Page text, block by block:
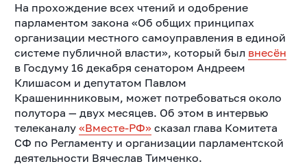
На прохождение всех чтений и одобрение
парламентом закона «Об общих принципах
организации местного самоуправления в единой
системе публичной власти», который был внесён
в Госдуму 16 декабря сенатором Андреем
Клишасом и депутатом Павлом
Крашенинниковым, может потребоваться около
полутора — двух месяцев. Об этом в интервью
телеканалу «Вместе-РФ»сказал глава Комитета
СФ по Регламенту и организации парламентской
деятельности Вячеслав Тимченко.